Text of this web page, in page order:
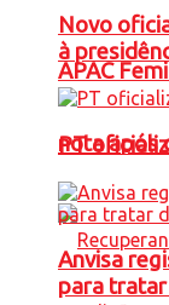
APAC
nota após
Novo
à
PT
Anvisa
para